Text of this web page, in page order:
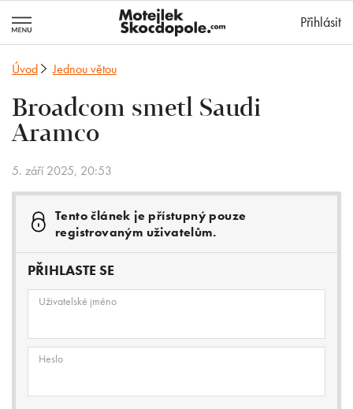
Přihlásit
Úvod Jednou větou
Broadcom smetl Saudi
Aramco
5. září 2025, 20:53
Tento článek je přístupný pouze
registrovaným uživatelům.
PŘIHLASTE SE
Uživatelské jméno
Heslo